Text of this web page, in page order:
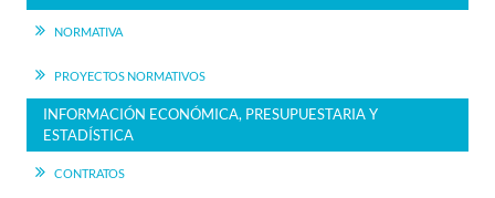
NORMATIVA
PROYECTOS NORMATIVOS
INFORMACIÓN ECONÓMICA, PRESUPUESTARIA Y
ESTADÍSTICA
CONTRATOS